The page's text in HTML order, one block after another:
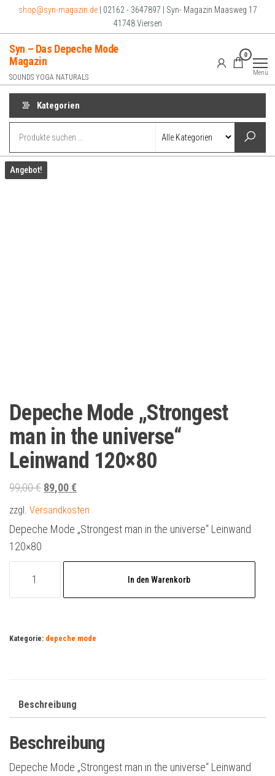
springen
shop@syn-magazin.de| 02162 - 3647897 | Syn- Magazin Maasweg 17
41748 Viersen
Syn – Das Depeche Mode
Magazin
SOUNDS YOGA NATURALS
0
Menü
Kategorien
Angebot!
Depeche Mode „Strongest
man in the universe“
Leinwand 120×80
99,00€ Ursprünglicher
Preis
89,00€
Preis
89,00 €.
zzgl. Versandkosten
Depeche Mode „Strongest man in the universe“ Leinwand
120×80
in
120x80
In den Warenkorb
Kategorie: depeche mode
Beschreibung
Beschreibung
Depeche Mode „Strongest man in the universe“ Leinwand